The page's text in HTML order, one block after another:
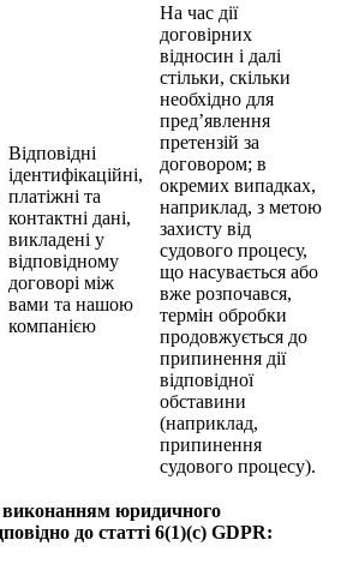
Відповідні
ідентифікаційні,
платіжні та
контактні дані,
викладені у
відповідному
договорі між
вами та нашою
компанією
На час дії
договірних
відносин і далі
стільки, скільки
необхідно для
пред’явлення
претензій за
договором; в
окремих випадках,
наприклад, з метою
захисту від
судового процесу,
що насувається або
вже розпочався,
термін обробки
продовжується до
припинення дії
відповідної
обставини
(наприклад,
припинення
судового процесу).
виконанням юридичного
до статті 6(1)(c) GDPR: